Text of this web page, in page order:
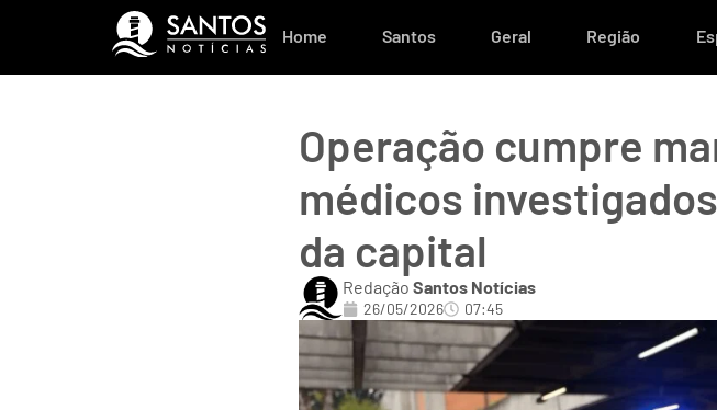
Home Santos Geral Região
Operação cumpre
médicos
da capital
Redação Santos Notícias
26/05/2026 07:45